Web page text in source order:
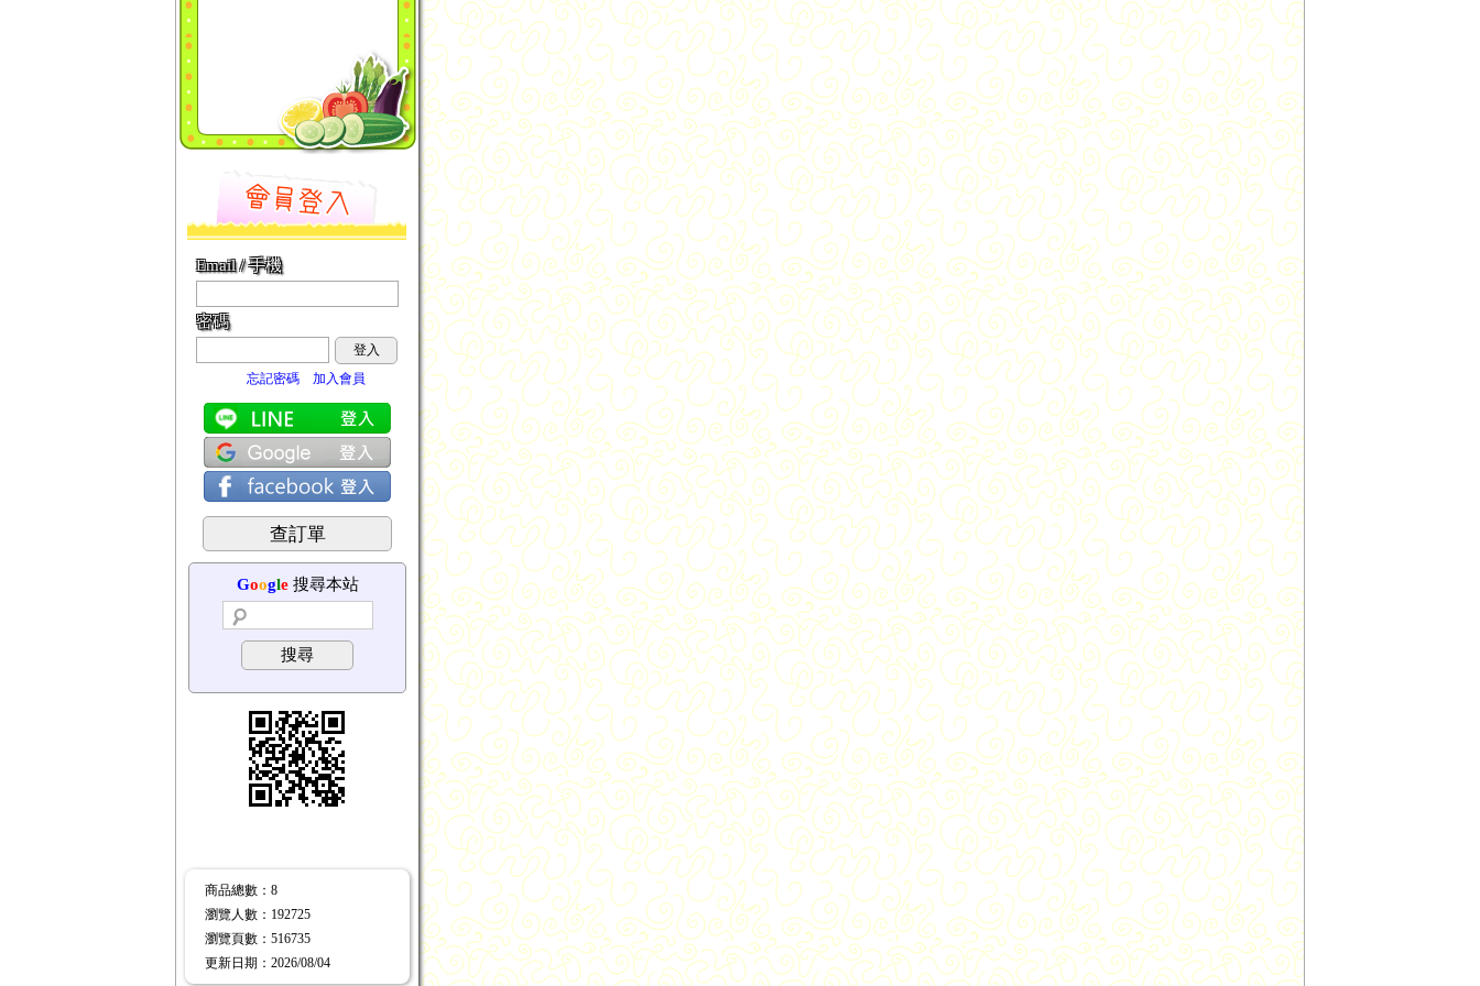
Email / 手機
密碼
登入
忘記密碼
加入會員
查訂單
Google搜尋本站
搜尋
商品總數 ：8
瀏覽人數 ： 192725
瀏覽頁數 ： 516735
更新日期 ：2026/08/04